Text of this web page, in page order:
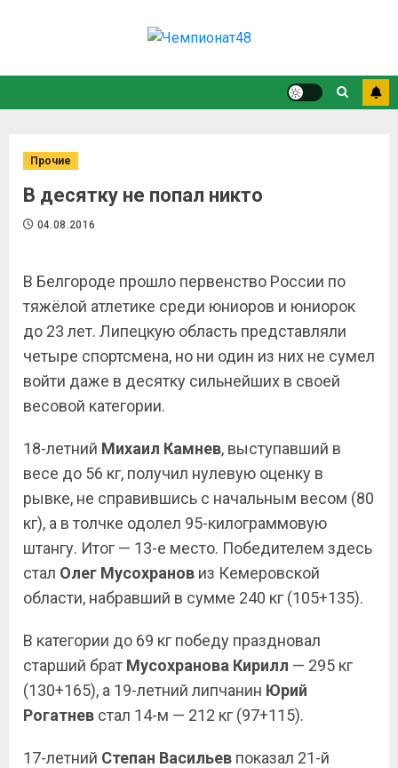
Прочие
В десятку не попал никто
04.08.2016
В Белгороде прошло первенство России по
тяжёлой атлетике среди юниоров и юниорок
до 23 лет. Липецкую область представляли
четыре спортсмена, но ни один из них не сумел
войти даже в десятку сильнейших в своей
весовой категории.
18-летний Михаил Камнев, выступавший в
весе до 56 кг, получил нулевую оценку в
рывке, не справившись с начальным весом (80
кг), а в толчке одолел 95-килограммовую
штангу. Итог — 13-е место. Победителем здесь
стал Олег Мусохранов из Кемеровской
области, набравший в сумме 240 кг (105+135).
В категории до 69 кг победу праздновал
старший брат Мусохранова Кирилл — 295 кг
(130+165), а 19-летний липчанин Юрий
Рогатнев стал 14-м — 212 кг (97+115).
17-летний Степан Васильев показал 21-й